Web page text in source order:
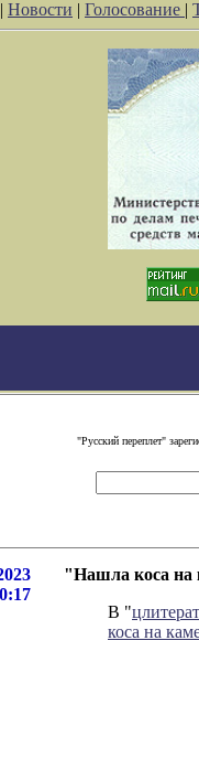
| Новости | Голосование |
"Русский переплет"
"Нашла коса на
В "
коса на